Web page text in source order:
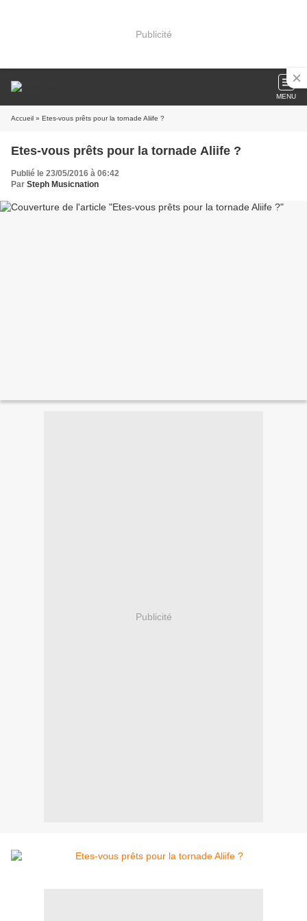
Publicité
MENU
Accueil » Etes-vous prêts pour la tornade Aliife ?
Etes-vous prêts pour la tornade Aliife ?
Publié le 23/05/2016 à 06:42
Par Steph Musicnation
Publicité